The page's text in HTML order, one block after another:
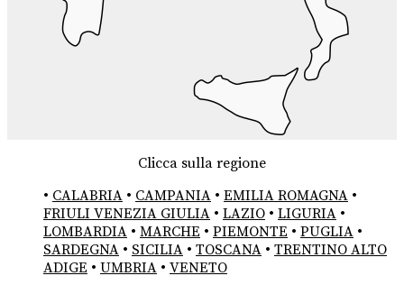
Clicca sulla regione
• CALABRIA • CAMPANIA • EMILIA ROMAGNA •
FRIULI VENEZIA GIULIA • LAZIO • LIGURIA •
LOMBARDIA • MARCHE • PIEMONTE • PUGLIA •
SARDEGNA • SICILIA • TOSCANA • TRENTINO ALTO
ADIGE • UMBRIA • VENETO